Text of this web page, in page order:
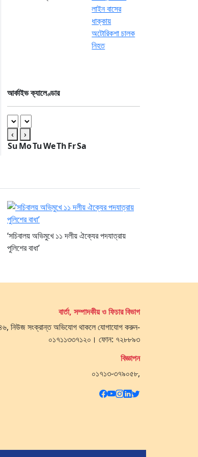
আর্কাইভ ক্যালেণ্ডার
‹
›
SuMoTuWeThFrSa
‘সচিবালয় অভিমুখে ১১ দলীয় ঐক্যের পদযাত্রায়
পুলিশের বাধা’
বার্তা, সম্পাদকীয় ও ফিচার বিভাগ
নিউজ সংক্রান্ত অভিযোগ থাকলে যোগাযোগ করুন-
০১৭১১৩৩৭১২০। ফোন: ৭২৮৮৯৩
বিজ্ঞাপন
০১৭১৩-৩৭৯০৫৮,